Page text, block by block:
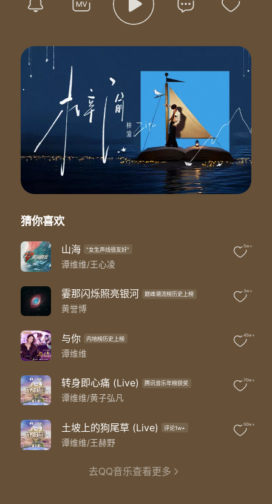
音响总监：何飚
音乐混音：黄可爱@维伴音乐
贝斯：杨琪@维伴音乐
钢琴：傅一峥@维伴音乐
键盘：王海洋@维伴音乐
Program：郎梓朔@维伴音乐
合音编写：关冰效@维伴音乐
合音：关冰效@维伴音乐/黄冠欣/孟想
乐队统筹：边境@维伴音乐
灯光设计：田为钧/卢晓伟
暑气还没散尽 躲进屋里 消磨着光阴
轻哼着动画里的片尾曲
课文中的道理 生涩无趣 未曾有留意
只觉得长大还遥遥无期
等月亮说晚安
等天光穿过云翻过每座山
等花儿开得烂漫
就前往下一站
又一阵风吹过麦田
载着天边的纸鸢
屋檐下外婆靠着摇椅
怎么一晃就十几年
曾经的我也好傻
干嘛要盼着长大
想问心里的人啊
有时候会孤单吗
原谅我 (原谅我)
等天边的星河漫过了云端
等月亮说晚安
我也不再孤单
等花儿开得烂漫
猜你喜欢
山海 "女生声线很友好"
谭维维/王心凌
5w+
霎那闪烁照亮银河 巅峰潮流榜历史上榜
黄誉博
3w+
与你 内地榜历史上榜
谭维维
45w+
转身即心痛 (Live) 腾讯音乐年榜获奖
谭维维/黄子弘凡
70w+
土坡上的狗尾草 (Live) 评论1w+
谭维维/王赫野
50w+
去QQ音乐查看更多